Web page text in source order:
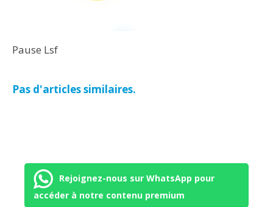
Pause Lsf
Pas d'articles similaires.
Rejoignez-nous sur WhatsApp pour
accéder à notre contenu premium